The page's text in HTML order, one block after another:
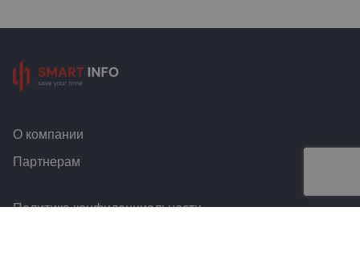
О компании
Партнерам
Политика конфиденциальности